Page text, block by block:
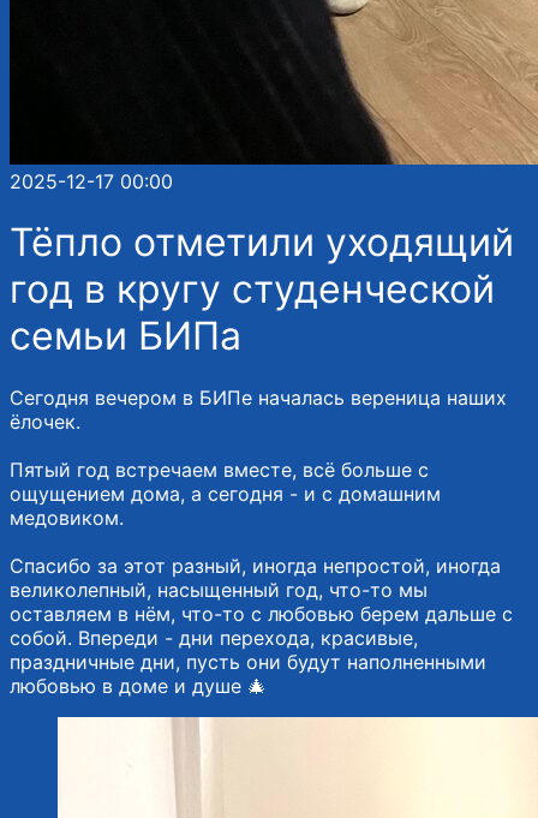
2025-12-17 00:00
Тёпло отметили уходящий
год в кругу студенческой
семьи БИПа
Сегодня вечером в БИПе началась вереница наших
ёлочек.
Пятый год встречаем вместе, всё больше с
ощущением дома, а сегодня - и с домашним
медовиком.
Спасибо за этот разный, иногда непростой, иногда
великолепный, насыщенный год, что-то мы
оставляем в нём, что-то с любовью берем дальше с
собой. Впереди - дни перехода, красивые,
праздничные дни, пусть они будут наполненными
любовью в доме и душе 🎄